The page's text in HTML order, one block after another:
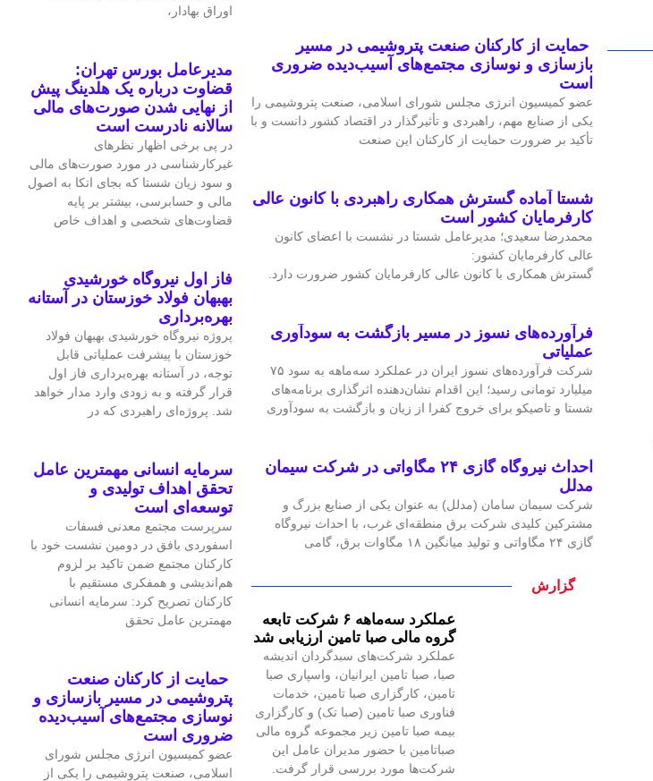
حمایت از کارکنان صنعت پتروشیمی در مسیر
بازسازی و نوسازی مجتمع‌های آسیب‌دیده ضروری
است
عضو کمیسیون انرژی مجلس شورای اسلامی، صنعت پتروشیمی را
یکی از صنایع مهم، راهبردی و تأثیرگذار در اقتصاد کشور دانست و با
تأکید بر ضرورت حمایت از کارکنان این صنعت
شستا آماده گسترش همکاری راهبردی با کانون عالی
کارفرمایان کشور است
محمدرضا سعیدی؛ مدیرعامل شستا در نشست با اعضای کانون
عالی کارفرمایان کشور:
گسترش همکاری با کانون عالی کارفرمایان کشور ضرورت دارد.
فرآورده‌های نسوز در مسیر بازگشت به سودآوری
عملیاتی
شرکت فرآورده‌های نسوز ایران در عملکرد سه‌ماهه به سود ۷۵
میلیارد تومانی رسید؛ این اقدام نشان‌دهنده اثرگذاری برنامه‌های
شستا و تاصیکو برای خروج کفرا از زیان و بازگشت به سودآوری
احداث نیروگاه گازی ۲۴ مگاواتی در شرکت سیمان
مدلل
شرکت سیمان سامان (مدلل) به عنوان یکی از صنایع بزرگ و
مشترکین کلیدی شرکت برق منطقه‌ای غرب، با احداث نیروگاه
گازی ۲۴ مگاواتی و تولید میانگین ۱۸ مگاوات برق، گامی
گزارش
عملکرد سه‌ماهه ۶ شرکت‌ تابعه
گروه مالی صبا تامین ارزیابی شد
عملکرد شرکت‌های سبدگردان اندیشه
صبا، صبا تامین ایرانیان، واسپاری صبا
تامین، کارگزاری صبا تامین، خدمات
فناوری صبا تامین (صبا تک) و کارگزاری
بیمه صبا تامین زیر مجموعه گروه مالی
صباتامین با حضور مدیران عامل این
شرکت‌ها مورد بررسی قرار گرفت.
اوراق بهادار،
مدیرعامل بورس تهران:
قضاوت درباره یک هلدینگ پیش
از نهایی شدن صورت‌های مالی
سالانه نادرست است
در پی برخی اظهار نظرهای
غیرکارشناسی در مورد صورت‌های مالی
و سود زیان شستا که بجای اتکا به اصول
مالی و حسابرسی، بیشتر بر پایه
قضاوت‌‌های شخصی و اهداف خاص
فاز اول نیروگاه خورشیدی
بهبهان فولاد خوزستان در آستانه
بهره‌برداری
پروژه نیروگاه خورشیدی بهبهان فولاد
خوزستان با پیشرفت عملیاتی قابل‌
توجه، در آستانه بهره‌برداری فاز اول
قرار گرفته و به‌ زودی وارد مدار خواهد
شد. پروژه‌ای راهبردی که در
سرمایه انسانی مهمترین عامل
تحقق اهداف تولیدی و
توسعه‌ای است
سرپرست مجتمع معدنی فسفات
اسفوردی بافق در دومین نشست خود با
کارکنان مجتمع ضمن تاکید بر لزوم
هم‌اندیشی و همفکری مستقیم با
کارکنان تصریح کرد: سرمایه انسانی
مهمترین عامل تحقق
حمایت از کارکنان صنعت
پتروشیمی در مسیر بازسازی و
نوسازی مجتمع‌های آسیب‌دیده
ضروری است
عضو کمیسیون انرژی مجلس شورای
اسلامی، صنعت پتروشیمی را یکی از